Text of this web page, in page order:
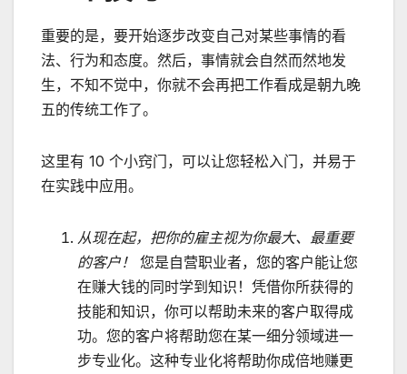
重要的是，要开始逐步改变自己对某些事情的看
法、行为和态度。然后，事情就会自然而然地发
生，不知不觉中，你就不会再把工作看成是朝九晚
五的传统工作了。
这里有 10 个小窍门，可以让您轻松入门，并易于
在实践中应用。
从现在起，把你的雇主视为你最大、最重要
的客户！ 您是自营职业者，您的客户能让您
在赚大钱的同时学到知识！凭借你所获得的
技能和知识，你可以帮助未来的客户取得成
功。您的客户将帮助您在某一细分领域进一
步专业化。这种专业化将帮助你成倍地赚更